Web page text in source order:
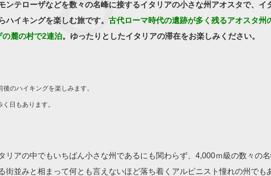
ンテローザなどを数々の名峰に接するイタリアの小さな州アオスタで、イ
ハイキングを楽しむ旅です。 古代ローマ時代の遺跡が多く残るアオスタ州
の麓の村で2連泊。ゆったりとしたイタリアの滞在をお楽しみください。
のハイキングを楽しみます。
日もあります。
リアの中でもいちばん小さな州であるにも関わらず、4,000ｍ級の数々の
街並みと相まって何とも言えないほど落ち着くアルピニスト憧れの州でも